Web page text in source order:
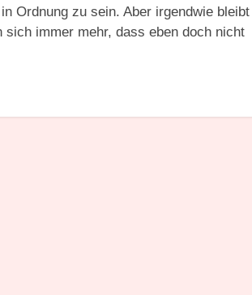
Ordnung zu sein. Aber irgendwie bleibt
immer mehr, dass eben doch nicht